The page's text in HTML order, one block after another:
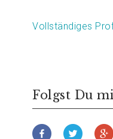
Vollständiges
Folgst Du